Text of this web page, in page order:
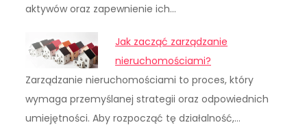
aktywów oraz zapewnienie ich…
Jak zacząć zarządzanie
nieruchomościami?
Zarządzanie nieruchomościami to proces, który
wymaga przemyślanej strategii oraz odpowiednich
umiejętności. Aby rozpocząć tę działalność,…